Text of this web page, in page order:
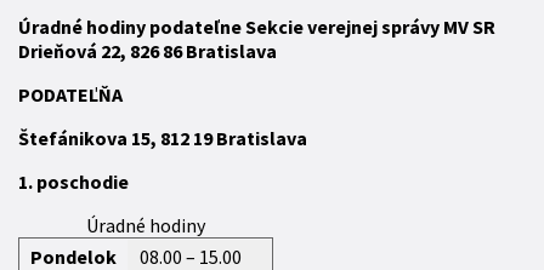
Úradné hodiny podateľne Sekcie verejnej správy MV SR
Drieňová 22, 826 86 Bratislava
PODATEĽŇA
Štefánikova 15, 812 19Bratislava
1. poschodie
Úradné hodiny
Pondelok
08.00 – 15.00